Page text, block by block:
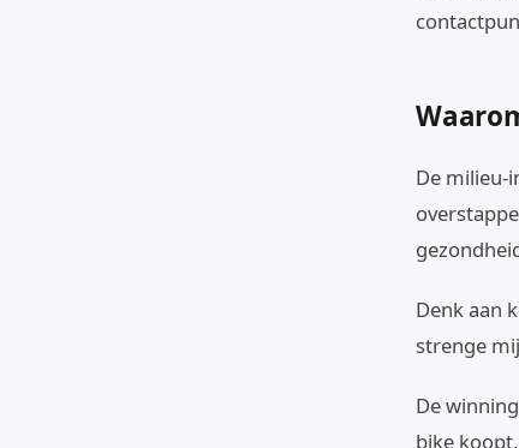
De milieu-
Denk aan
strenge
De
bike